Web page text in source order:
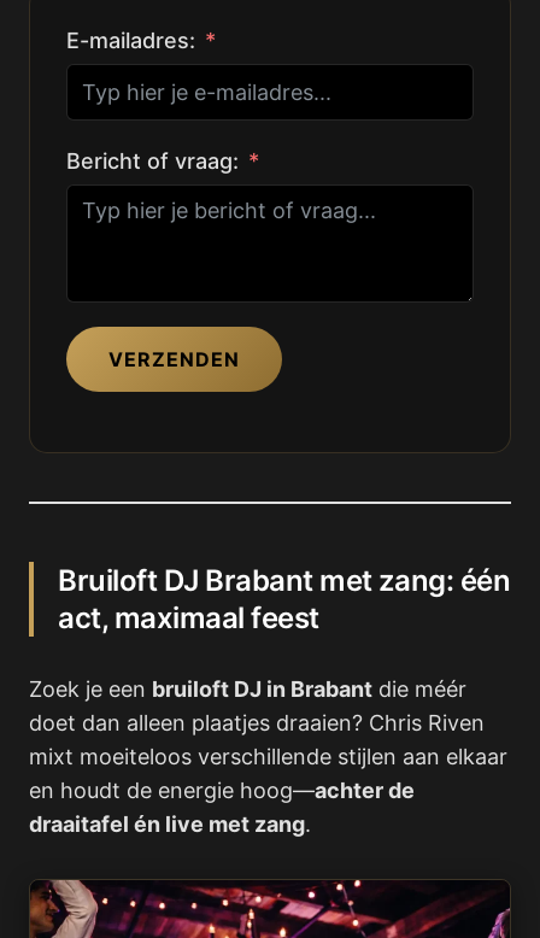
E-mailadres:
Bericht of vraag:
VERZENDEN
Bruiloft DJ Brabant met zang: één
act, maximaal feest
Zoek je een bruiloft DJ in Brabant die méér
doet dan alleen plaatjes draaien? Chris Riven
mixt moeiteloos verschillende stijlen aan elkaar
en houdt de energie hoog—achter de
draaitafel én live met zang.